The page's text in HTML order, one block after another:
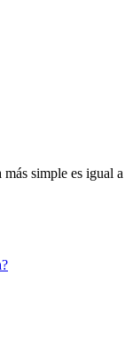
más simple es igual a